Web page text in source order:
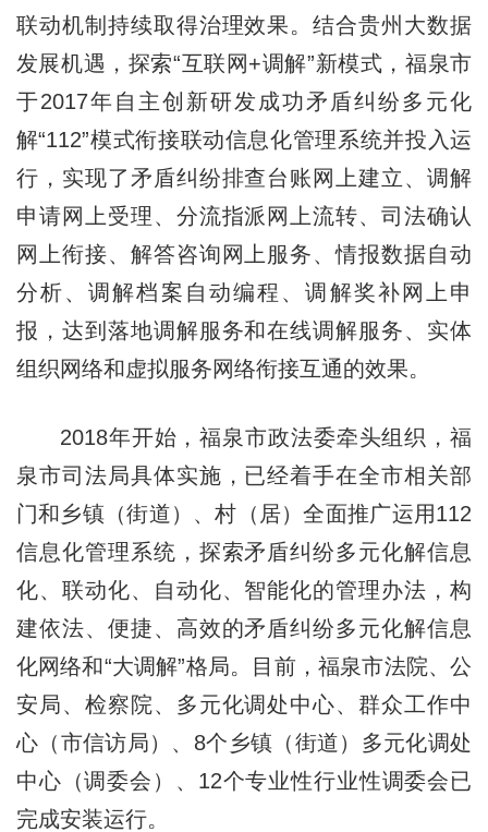
联动机制持续取得治理效果。结合贵州大数据
发展机遇，探索“互联网+调解”新模式，福泉市
于2017年自主创新研发成功矛盾纠纷多元化
解“112”模式衔接联动信息化管理系统并投入运
行，实现了矛盾纠纷排查台账网上建立、调解
申请网上受理、分流指派网上流转、司法确认
网上衔接、解答咨询网上服务、情报数据自动
分析、调解档案自动编程、调解奖补网上申
报，达到落地调解服务和在线调解服务、实体
组织网络和虚拟服务网络衔接互通的效果。
2018年开始，福泉市政法委牵头组织，福
泉市司法局具体实施，已经着手在全市相关部
门和乡镇（街道）、村（居）全面推广运用112
信息化管理系统，探索矛盾纠纷多元化解信息
化、联动化、自动化、智能化的管理办法，构
建依法、便捷、高效的矛盾纠纷多元化解信息
化网络和“大调解”格局。目前，福泉市法院、公
安局、检察院、多元化调处中心、群众工作中
心（市信访局）、8个乡镇（街道）多元化调处
中心（调委会）、12个专业性行业性调委会已
完成安装运行。